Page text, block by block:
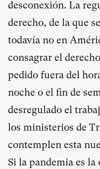
desconexión. La
derecho, de la que
todavía no en
consagrar el
pedido fuera del
noche o el fin de
desregulado el
los ministerios de
contemplen esta
Si la pandemia es